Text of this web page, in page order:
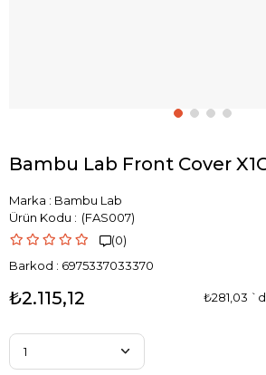
Bambu Lab Front Cover
Marka : Bambu Lab
(FAS007)
(0)
Barkod : 6975337033370
₺2.115,12 ₺281,03